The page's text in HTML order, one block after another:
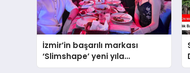
İzmir’in başarılı markası
‘Slimshape’ yeni yıla
müjdelerle girdi!